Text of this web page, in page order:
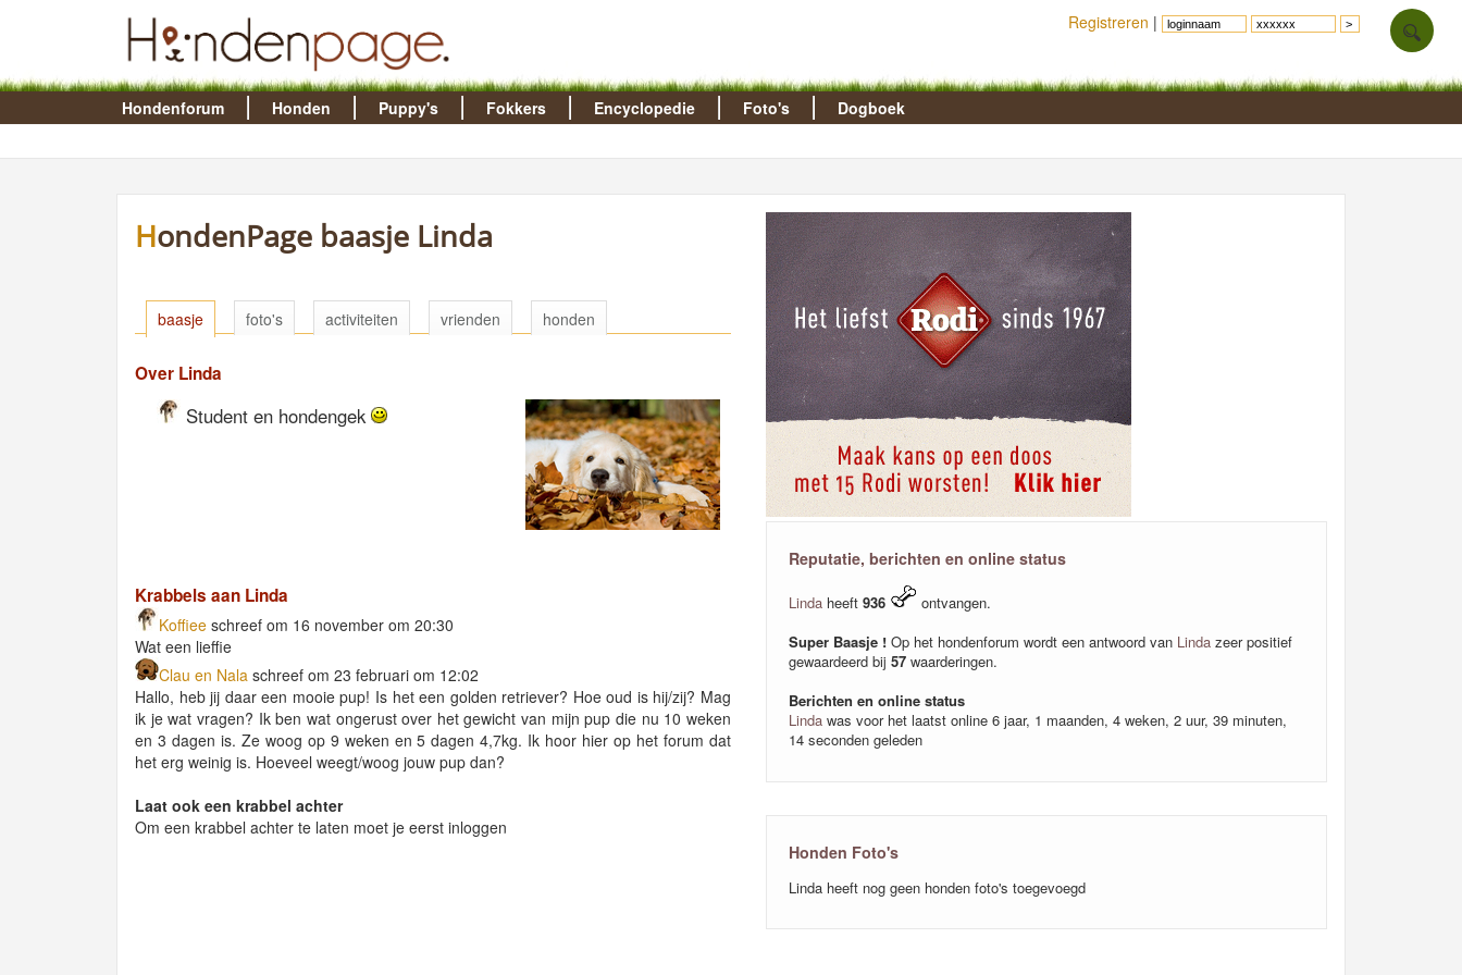
Hondenforum Honden Puppy's Fokkers Encyclopedie Foto's Dogboek
HondenPage baasje Linda
baasje foto's activiteiten vrienden honden
Over Linda
Student en hondengek
Krabbels aan Linda
Koffiee schreef om 16 november om 20:30
Wat een lieffie
Clau en Nala schreef om 23 februari om 12:02
Hallo, heb jij daar een mooie pup! Is het een golden retriever? Hoe oud is hij/zij? Mag
ik je wat vragen? Ik ben wat ongerust over het gewicht van mijn pup die nu 10 weken
en 3 dagen is. Ze woog op 9 weken en 5 dagen 4,7kg. Ik hoor hier op het forum dat
het erg weinig is. Hoeveel weegt/woog jouw pup dan?
Laat ook een krabbel achter
Om een krabbel achter te laten moet je eerst inloggen
Reputatie, berichten en online status
Linda heeft 936
ontvangen.
Super Baasje ! Op het hondenforum wordt een antwoord van Linda zeer positief
gewaardeerd bij 57 waarderingen.
Berichten en online status
Linda was voor het laatst online 6 jaar, 1 maanden, 4 weken, 2 uur, 39 minuten,
14 seconden geleden
Honden Foto's
Linda heeft nog geen honden foto's toegevoegd
Registreren |